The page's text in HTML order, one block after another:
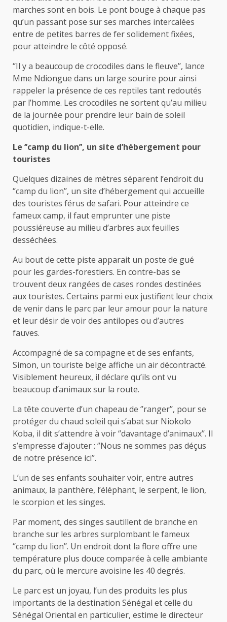
marches sont en bois. Le pont bouge à chaque pas
qu’un passant pose sur ses marches intercalées
entre de petites barres de fer solidement fixées,
pour atteindre le côté opposé.
‘’Il y a beaucoup de crocodiles dans le fleuve’’, lance
Mme Ndiongue dans un large sourire pour ainsi
rappeler la présence de ces reptiles tant redoutés
par l’homme. Les crocodiles ne sortent qu’au milieu
de la journée pour prendre leur bain de soleil
quotidien, indique-t-elle.
Le ‘’camp du lion’’, un site d’hébergement pour
touristes
Quelques dizaines de mètres séparent l’endroit du
‘’camp du lion’’, un site d’hébergement qui accueille
des touristes férus de safari. Pour atteindre ce
fameux camp, il faut emprunter une piste
poussiéreuse au milieu d’arbres aux feuilles
desséchées.
Au bout de cette piste apparait un poste de gué
pour les gardes-forestiers. En contre-bas se
trouvent deux rangées de cases rondes destinées
aux touristes. Certains parmi eux justifient leur choix
de venir dans le parc par leur amour pour la nature
et leur désir de voir des antilopes ou d’autres
fauves.
Accompagné de sa compagne et de ses enfants,
Simon, un touriste belge affiche un air décontracté.
Visiblement heureux, il déclare qu’ils ont vu
beaucoup d’animaux sur la route.
La tête couverte d’un chapeau de ‘’ranger’’, pour se
protéger du chaud soleil qui s’abat sur Niokolo
Koba, il dit s’attendre à voir ‘’davantage d’animaux’’. Il
s’empresse d’ajouter : ‘’Nous ne sommes pas déçus
de notre présence ici’’.
L’un de ses enfants souhaiter voir, entre autres
animaux, la panthère, l’éléphant, le serpent, le lion,
le scorpion et les singes.
Par moment, des singes sautillent de branche en
branche sur les arbres surplombant le fameux
‘’camp du lion’’. Un endroit dont la flore offre une
température plus douce comparée à celle ambiante
du parc, où le mercure avoisine les 40 degrés.
Le parc est un joyau, l’un des produits les plus
importants de la destination Sénégal et celle du
Sénégal Oriental en particulier, estime le directeur